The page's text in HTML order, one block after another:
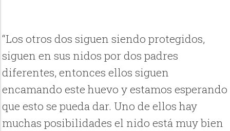
“Los otros dos siguen siendo protegidos,
siguen en sus nidos por dos padres
diferentes, entonces ellos siguen
encamando este huevo y estamos esperando
que esto se pueda dar. Uno de ellos hay
muchas posibilidades el nido está muy bien